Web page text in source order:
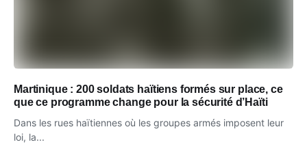
Martinique : 200 soldats haïtiens formés sur place, ce
que ce programme change pour la sécurité d’Haïti
Dans les rues haïtiennes où les groupes armés imposent leur
loi, la...